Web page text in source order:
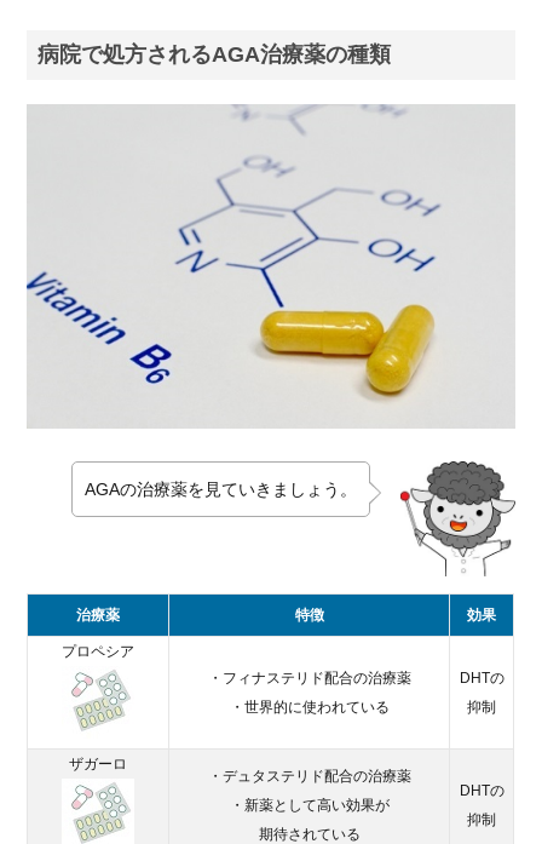
病院で処方されるAGA治療薬の種類
AGAの治療薬を見ていきましょう。
治療薬 特徴 効果
プロペシア
・フィナステリド配合の治療薬
・世界的に使われている
DHTの
抑制
ザガーロ
・デュタステリド配合の治療薬
・新薬として高い効果が
期待されている
DHTの
抑制